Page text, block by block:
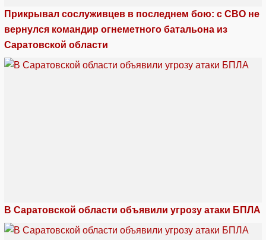
Прикрывал сослуживцев в последнем бою: с СВО не
вернулся командир огнеметного батальона из
Саратовской области
В Саратовской области объявили угрозу атаки БПЛА